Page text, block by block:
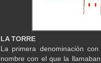
LA TORRE
La primera denominación
nombre con el que la